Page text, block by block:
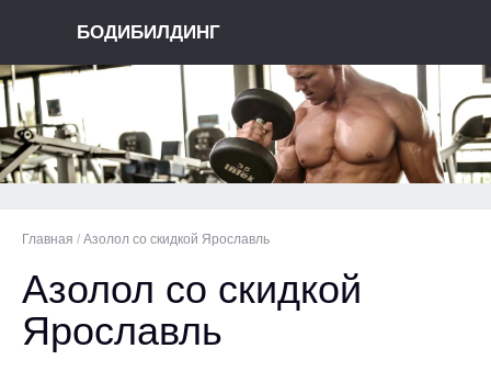
БОДИБИЛДИНГ
Главная / Азолол со скидкой Ярославль
Азолол со скидкой
Ярославль